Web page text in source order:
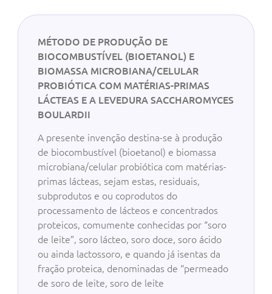
MÉTODO DE PRODUÇÃO DE
BIOCOMBUSTÍVEL (BIOETANOL) E
BIOMASSA MICROBIANA/CELULAR
PROBIÓTICA COM MATÉRIAS-PRIMAS
LÁCTEAS E A LEVEDURA SACCHAROMYCES
BOULARDII
A presente invenção destina-se à produção
de biocombustível (bioetanol) e biomassa
microbiana/celular probiótica com matérias-
primas lácteas, sejam estas, residuais,
subprodutos e ou coprodutos do
processamento de lácteos e concentrados
proteicos, comumente conhecidas por “soro
de leite”, soro lácteo, soro doce, soro ácido
ou ainda lactossoro, e quando já isentas da
fração proteica, denominadas de “permeado
de soro de leite, soro de leite